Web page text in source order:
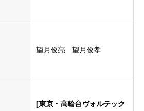
望月俊亮 望月俊孝
[東京・高輪台ヴォルテック